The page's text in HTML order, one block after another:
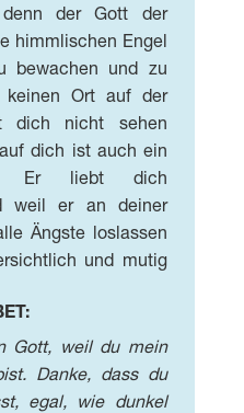
der Gott der
himmlischen Engel
bewachen und zu
keinen Ort auf der
dich nicht sehen
dich ist auch ein
Er liebt dich
weil er an deiner
Ängste loslassen
und mutig
Gott, weil du mein
Danke, dass du
egal, wie dunkel